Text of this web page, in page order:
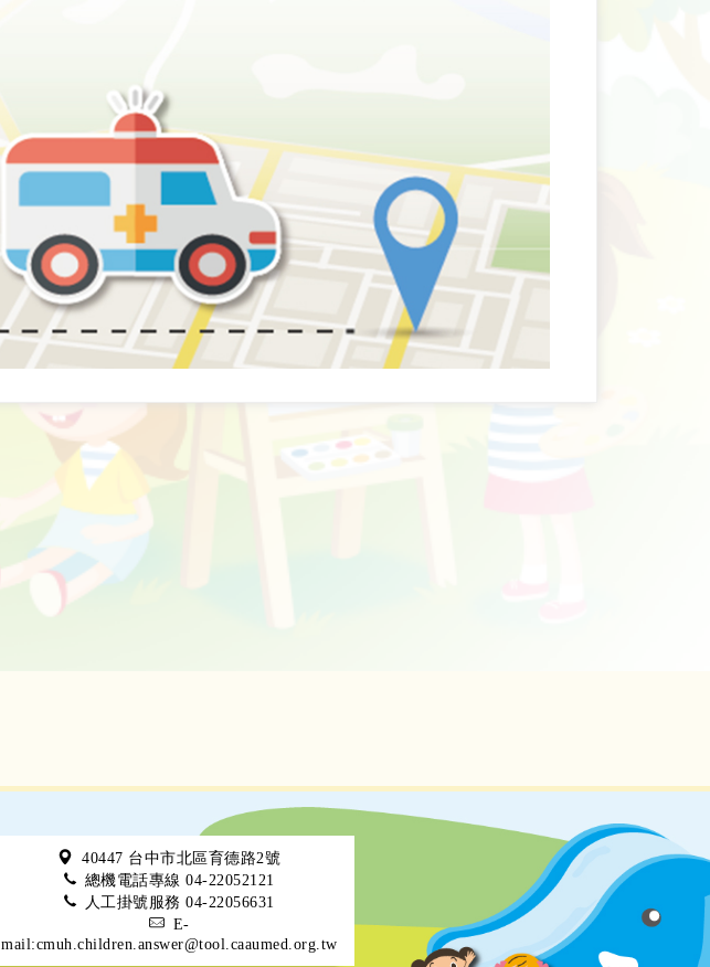
40447 台中市北區育德路2號
總機電話專線 04-22052121
人工掛號服務 04-22056631
E-
mail:cmuh.children.answer@tool.caaumed.org.tw